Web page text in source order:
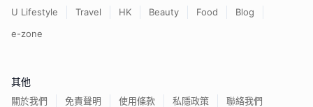
U Lifestyle Travel HK Beauty Food
Blog
e-zone
其他
關於我們 免責聲明 使用條款 私隱政策 聯絡我們